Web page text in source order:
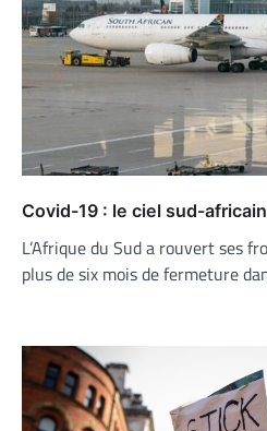
Covid-19 : le ciel sud-
L’Afrique du Sud a rouvert ses
plus de six mois de fermeture